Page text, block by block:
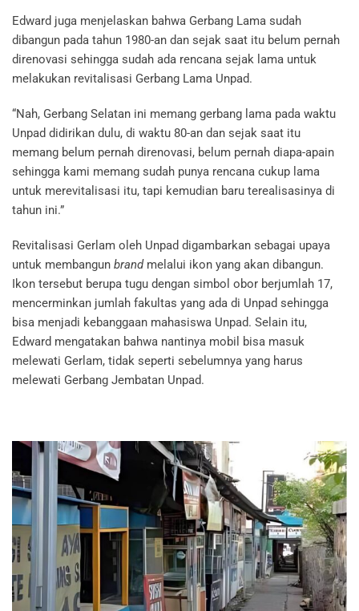
Edward juga menjelaskan bahwa Gerbang Lama sudah
dibangun pada tahun 1980-an dan sejak saat itu belum pernah
direnovasi sehingga sudah ada rencana sejak lama untuk
melakukan revitalisasi Gerbang Lama Unpad.
“Nah, Gerbang Selatan ini memang gerbang lama pada waktu
Unpad didirikan dulu, di waktu 80-an dan sejak saat itu
memang belum pernah direnovasi, belum pernah diapa-apain
sehingga kami memang sudah punya rencana cukup lama
untuk merevitalisasi itu, tapi kemudian baru terealisasinya di
tahun ini.”
Revitalisasi Gerlam oleh Unpad digambarkan sebagai upaya
untuk membangun brand melalui ikon yang akan dibangun.
Ikon tersebut berupa tugu dengan simbol obor berjumlah 17,
mencerminkan jumlah fakultas yang ada di Unpad sehingga
bisa menjadi kebanggaan mahasiswa Unpad. Selain itu,
Edward mengatakan bahwa nantinya mobil bisa masuk
melewati Gerlam, tidak seperti sebelumnya yang harus
melewati Gerbang Jembatan Unpad.